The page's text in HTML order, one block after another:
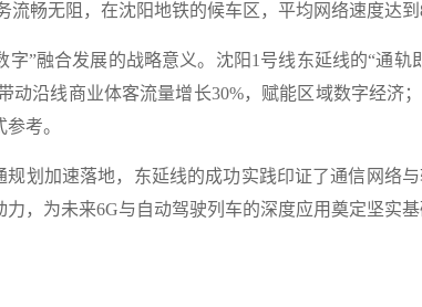
畅无阻，在沈阳地铁的候车区，平均网络速度达到
融合发展的战略意义。沈阳1号线东延线的“通轨
动沿线商业体客流量增长30%，赋能区域数字经济
考。
加速落地，东延线的成功实践印证了通信网络
，为未来6G与自动驾驶列车的深度应用奠定坚实基